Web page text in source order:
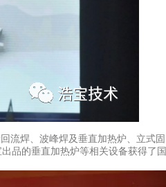
流焊、波峰焊及垂直加热炉、立式固
品的垂直加热炉等相关设备获得了国